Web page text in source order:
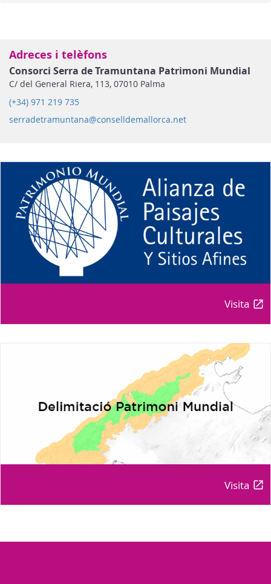
Adreces i telèfons
Consorci Serra de Tramuntana Patrimoni Mundial
C/ del General Riera, 113, 07010 Palma
(+34) 971 219 735
serradetramuntana@conselldemallorca.net
Visita
Visita